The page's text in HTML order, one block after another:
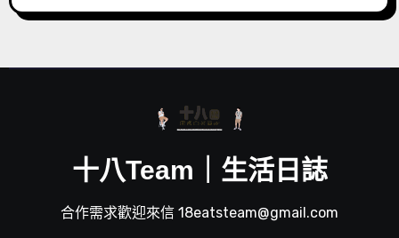
十八Team｜生活日誌
合作需求歡迎來信 18eatsteam@gmail.com